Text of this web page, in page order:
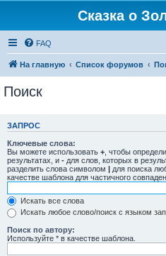
Сказка о
FAQ
На главную Список форумов
Поиск
ЗАПРОС
Ключевые слова:
Вы можете использовать + , чтобы
результатах, и - для слов, которых в
разделить слова символом | для поиска
качестве шаблона для частичного
Искать все слова
Искать любое слово/поиск с языком
Поиск по автору:
Используйте * в качестве шаблона.